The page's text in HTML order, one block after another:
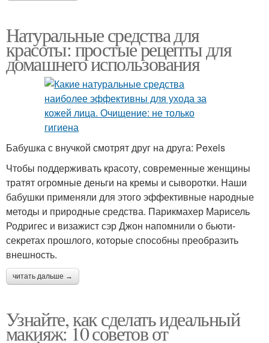
Натуральные средства для
красоты: простые рецепты для
домашнего использования
Бабушка с внучкой смотрят друг на друга: Pexels
Чтобы поддерживать красоту, современные женщины
тратят огромные деньги на кремы и сыворотки. Наши
бабушки применяли для этого эффективные народные
методы и природные средства. Парикмахер Марисель
Родригес и визажист сэр Джон напомнили о бьюти-
секретах прошлого, которые способны преобразить
внешность.
читать дальше →
Узнайте, как сделать идеальный
макияж: 10 советов от